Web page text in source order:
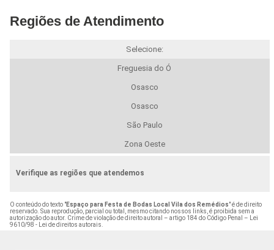
Regiões de Atendimento
Selecione:
Freguesia do Ó
Osasco
Osasco
São Paulo
Zona Oeste
Verifique as regiões que atendemos
O conteúdo do texto "Espaço para Festa de Bodas Local Vila dos Remédios" é de direito
reservado. Sua reprodução, parcial ou total, mesmo citando nossos links, é proibida sem a
autorização do autor. Crime de violação de direito autoral – artigo 184 do Código Penal –
Lei
9610/98 - Lei de direitos autorais